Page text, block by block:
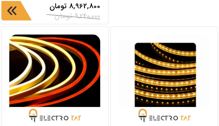
8,962,800 تومان
9,240,000 تومان